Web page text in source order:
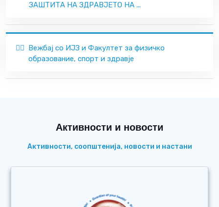
ЗАШТИТА НА ЗДРАВЈЕТО НА ...
🏃‍♂️ Вежбај со ИЈЗ и Факултет за физичко
образование, спорт и здравје
Активности и новости
Активности, соопштенија, новости и настани